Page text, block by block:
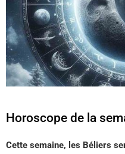
Horoscope de la
Cette semaine, les Béliers